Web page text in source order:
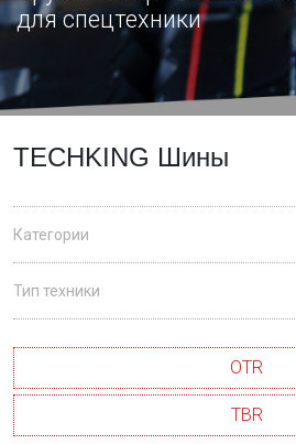
для спецтехники
TECHKING Шины
Категории
Тип техники
OTR
TBR